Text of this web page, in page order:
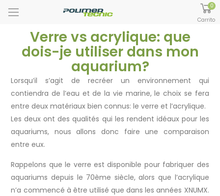
0
Carrito
Verre vs acrylique: que
dois-je utiliser dans mon
aquarium?
Lorsqu’il s’agit de recréer un environnement qui
contiendra de l’eau et de la vie marine, le choix se fera
entre deux matériaux bien connus: le verre et l’acrylique.
Les deux ont des qualités qui les rendent idéaux pour les
aquariums, nous allons donc faire une comparaison
entre eux.
Rappelons que le verre est disponible pour fabriquer des
aquariums depuis le 70ème siècle, alors que l’acrylique
n’a commencé à être utilisé que dans les années XNUMX.